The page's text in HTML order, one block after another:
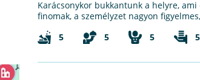
Karácsonykor bukkantunk a helyre,
finomak, a személyzet nagyon
5
5 5 5